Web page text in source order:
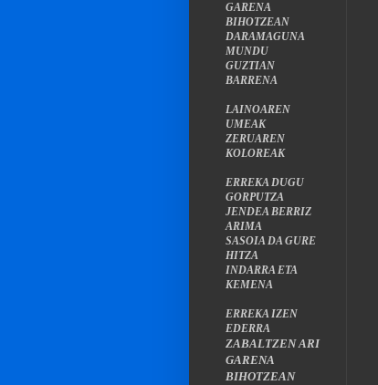
GARENA
BIHOTZEAN
DARAMAGUNA
MUNDU
GUZTIAN
BARRENA
LAINOAREN
UMEAK
ZERUAREN
KOLOREAK
ERREKA DUGU
GORPUTZA
JENDEA BERRIZ
ARIMA
SASOIA DA GURE
HITZA
INDARRA ETA
KEMENA
ERREKA IZEN
EDERRA
ZABALTZEN ARI
GARENA
BIHOTZEAN